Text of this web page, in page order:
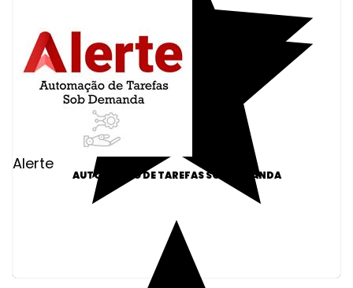
Alerte
AUTOMAÇÃO DE TAREFAS SOB DEMANDA